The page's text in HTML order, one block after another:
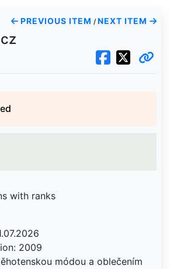
PREVIOUS ITEM / NEXT ITEM
with ranks
2009
módou a oblečením